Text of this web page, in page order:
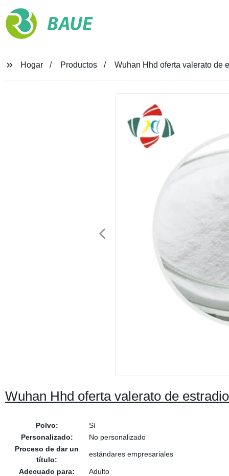
BAUE
Hogar Productos Wuhan Hhd oferta valerato de
Wuhan Hhd oferta valerato de
Polvo:
Sí
Personalizado:
No personalizado
Proceso de dar un
título:
estándares empresariales
Adecuado para:
Adulto